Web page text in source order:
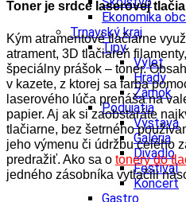
Ekonomika
Trnavský kraj
Tipy
Výlet
Hrady
Zámok
Podujatia
Výstava
Galéria
Divadlo
Festival
Koncert
Gastro
Toner je srdce laserovej
Kým atramentové tlačiarne
atrament, 3D tlačiareň
špeciálny prášok – toner.
v kazete, z ktorej sa farba
laserového lúča prenáša na
papier. Aj ak si zaobstaráte
tlačiarne, bez šetrného
jeho výmenu či údržbu celého
predražiť. Ako sa o tonery do
jedného zásobníka vytlačili